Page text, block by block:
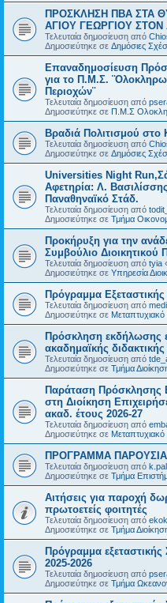
ΠΡΟΣΚΛΗΣΗ ΠΒΑ ΣΤΑ
ΑΓΙΟΥ ΓΕΩΡΓΙΟΥ ΣΤΟΝ
Τελευταία δημοσίευση από
Δημοσιεύτηκε σε Δημόσιες
Επαναδημοσίευση
για το Π.Μ.Σ.
Περιοχών¨
Τελευταία δημοσίευση από
Δημοσιεύτηκε σε Π.Μ.Σ
Βραδιά Πολιτισμού στο
Τελευταία δημοσίευση από
Δημοσιεύτηκε σε Δημόσιες
Universities Night
Αφετηρία: Λ.
Παναθηναϊκό Στάδ.
Τελευταία δημοσίευση από
Δημοσιεύτηκε σε Τμήμα
Προκήρυξη για την
Συμβούλιο
Τελευταία δημοσίευση από tyia
Δημοσιεύτηκε σε Υπηρεσία
Πρόγραμμα
Τελευταία δημοσίευση από
Δημοσιεύτηκε σε
Πρόσκληση εκδήλωσης
ακαδημαϊκής
Τελευταία δημοσίευση από
Δημοσιεύτηκε σε Τμήμα
Παράταση Πρόσκλησης
στη Διοίκηση
ακαδ. έτους 2026-27
Τελευταία δημοσίευση από
Δημοσιεύτηκε σε
ΠΡΟΓΡΑΜΜΑ
Τελευταία δημοσίευση από
Δημοσιεύτηκε σε Τμήμα
Αιτήσεις για παροχή
πρωτοετείς φοιτητές
Τελευταία δημοσίευση από
Δημοσιεύτηκε σε Τμήμα
Πρόγραμμα
2025-2026
Τελευταία δημοσίευση από
Δημοσιεύτηκε σε Τμήμα